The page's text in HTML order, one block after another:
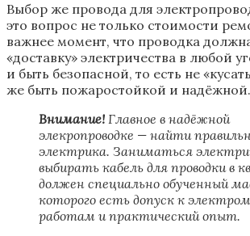
Выбор же провода для
это вопрос не только стоимости
важнее момент, что проводка
«доставку» электричества в любой
и быть безопасной, то есть не
же быть пожаростойкой и надёжной.
Внимание! Главное в надёжной
элекропроводке — найти
электрика. Заниматься
выбирать кабель для проводки в
должен специально обученный
которого есть допуск к
работам и практический опыт.